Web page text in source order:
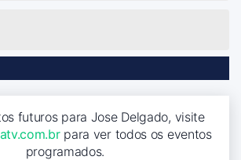
futuros para Jose Delgado, visite
para ver todos os eventos
programados.